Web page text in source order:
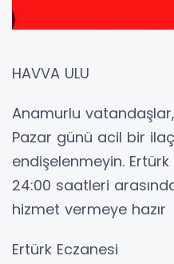
HAVVA ULU
Anamurlu
Pazar günü acil bir
endişelenmeyin.
24:00 saatleri
hizmet vermeye hazır
Ertürk Eczanesi